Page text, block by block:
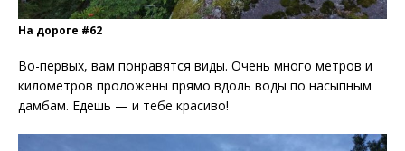
На дороге #62
Во-первых, вам понравятся виды. Очень много метров и
километров проложены прямо вдоль воды по насыпным
дамбам. Едешь — и тебе красиво!